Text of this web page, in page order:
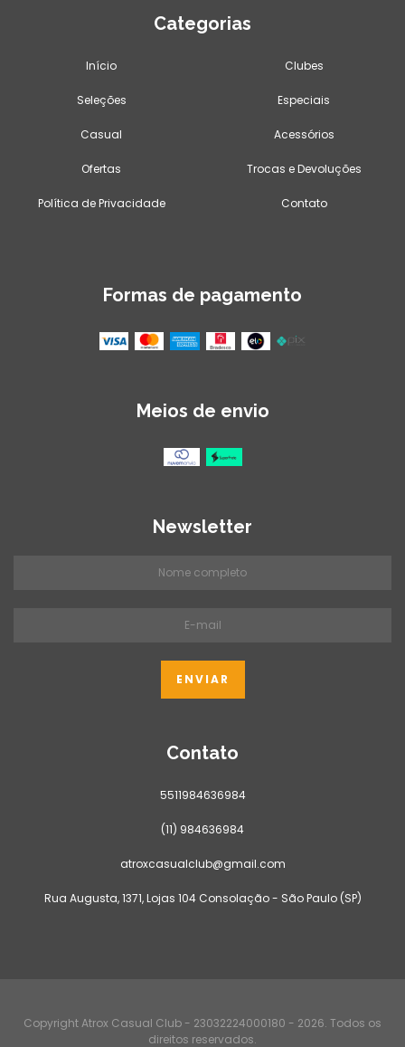
Categorias
Início Clubes
Seleções Especiais
Casual Acessórios
Ofertas Trocas e Devoluções
Política de Privacidade Contato
Formas de pagamento
Meios de envio
Newsletter
Contato
5511984636984
(11) 984636984
atroxcasualclub@gmail.com
Rua Augusta, 1371, Lojas 104 Consolação - São Paulo (SP)
Copyright Atrox Casual Club - 23032224000180 - 2026. Todos os
direitos reservados.